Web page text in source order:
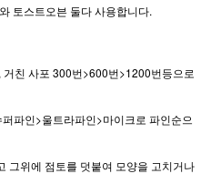
토스트오븐 둘다 사용합니다.
친 사포 300번>600번>1200번등으로
파인>울트라파인>마이크로 파인순으
그위에 점토를 덧붙여 모양을 고치거나